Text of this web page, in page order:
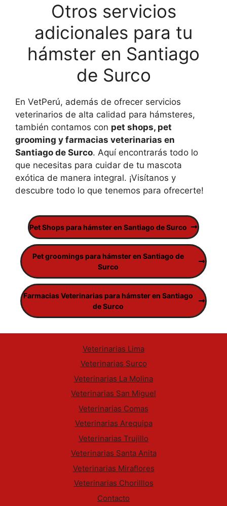
Otros servicios
adicionales para tu
hámster en Santiago
de Surco
En VetPerú, además de ofrecer servicios
veterinarios de alta calidad para hámsteres,
también contamos con pet shops, pet
grooming y farmacias veterinarias en
Santiago de Surco. Aquí encontrarás todo lo
que necesitas para cuidar de tu mascota
exótica de manera integral. ¡Visítanos y
descubre todo lo que tenemos para ofrecerte!
Pet Shops para hámster en Santiago de Surco
Pet groomings para hámster en Santiago de
Surco
Farmacias Veterinarias para hámster en Santiago
de Surco
Veterinarias Lima
Veterinarias Surco
Veterinarias La Molina
Veterinarias San Miguel
Veterinarias Comas
Veterinarias Arequipa
Veterinarias Trujillo
Veterinarias Santa Anita
Veterinarias Miraflores
Veterinarias Chorilllos
Contacto